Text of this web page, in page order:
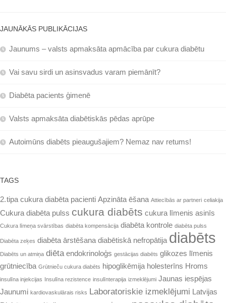
JAUNĀKĀS PUBLIKĀCIJAS
Jaunums – valsts apmaksāta apmācība par cukura diabētu
Vai savu sirdi un asinsvadus varam piemānīt?
Diabēta pacients ģimenē
Valsts apmaksāta diabētiskās pēdas aprūpe
Autoimūns diabēts pieaugušajiem? Nemaz nav retums!
TAGS
2. tipa cukura diabēta pacienti Apzināta ēšana Attiecībās ar partneri celiakija
Cukura diabēta pulss cukura diabēts cukura līmenis asinīs
Cukura līmeņa svārstības diabēta kompensācija diabēta kontrole diabēta pulss
Diabēta zeķes diabēta ārstēšana diabētiskā nefropātija diabēts
Diabēts un atmiņa diēta endokrinoloģs gestācijas diabēts glikozes līmenis
grūtniecība Grūtnieču cukura diabēts hipoglikēmija holesterīns Hroms
insulīna injekcijas Insulīna rezistence insulīnterapija izmeklējumi Jaunas iespējas
Jaunumi kardiovaskulārais risks Laboratoriskie izmeklējumi
Latvijas